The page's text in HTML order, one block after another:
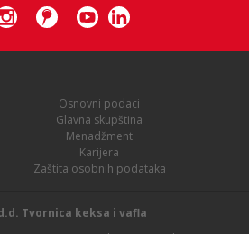
Osnovni podaci
Glavna skupština
Menadžment
Karijera
Zaštita osobnih podataka
Tvornica keksa i vafla